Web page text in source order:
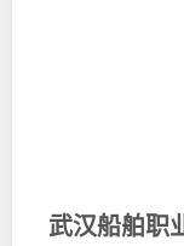
武汉船舶职